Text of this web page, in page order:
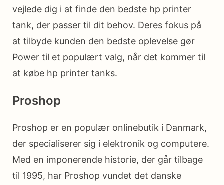
vejlede dig i at finde den bedste hp printer
tank, der passer til dit behov. Deres fokus på
at tilbyde kunden den bedste oplevelse gør
Power til et populært valg, når det kommer til
at købe hp printer tanks.
Proshop
Proshop er en populær onlinebutik i Danmark,
der specialiserer sig i elektronik og computere.
Med en imponerende historie, der går tilbage
til 1995, har Proshop vundet det danske